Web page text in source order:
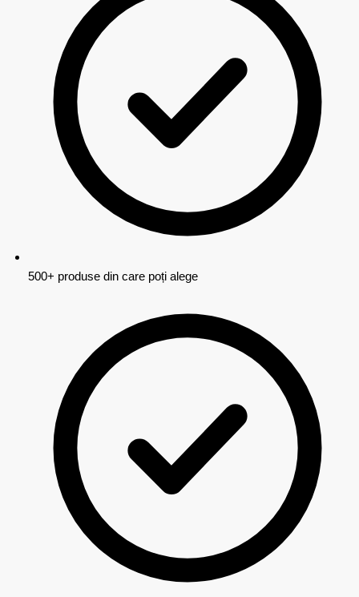
500+ produse din care poți alege